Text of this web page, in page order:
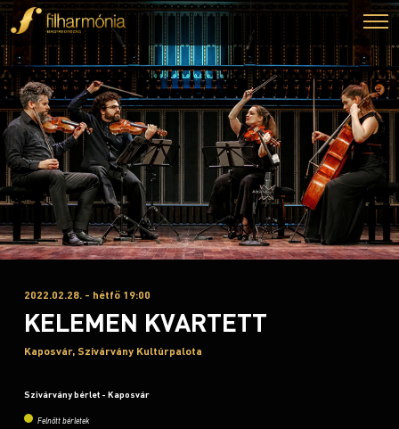
2022.02.28. - hétfő 19:00
KELEMEN KVARTETT
Kaposvár, Szivárvány Kultúrpalota
Szivárvány bérlet - Kaposvár
Felnőtt bérletek